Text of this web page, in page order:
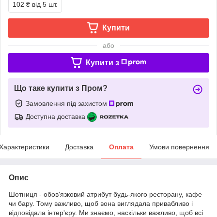
102 ₴ від 5 шт.
Купити
або
Купити з
Що таке купити з Пром?
Замовлення під захистом
Доступна доставка
Доставка Оплата Умови повернення
Опис
Шотниця - обов'язковий атрибут будь-якого ресторану, кафе
чи бару. Тому важливо, щоб вона виглядала привабливо і
відповідала інтер'єру. Ми знаємо, наскільки важливо, щоб всі